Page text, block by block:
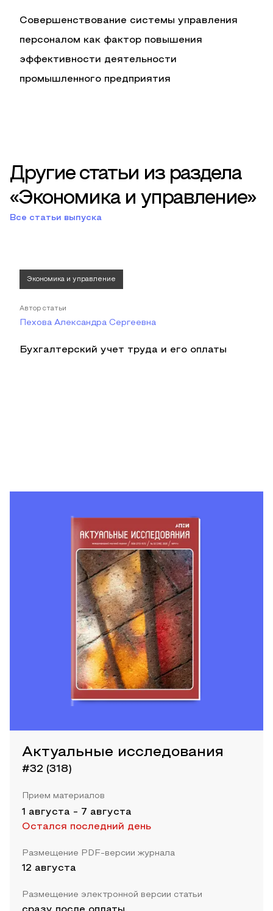
Совершенствование системы управления
персоналом как фактор повышения
эффективности деятельности
промышленного предприятия
Другие статьи из раздела
«Экономика и управление»
Все статьи выпуска
Экономика и управление
Автор статьи
Пехова Александра Сергеевна
Бухгалтерский учет труда и его оплаты
Актуальные исследования
#32 (318)
Прием материалов
1 августа - 7 августа
Остался последний день
Размещение PDF-версии журнала
12 августа
Размещение электронной версии статьи